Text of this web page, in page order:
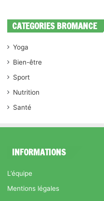
CATEGORIES BROMANCE
Yoga
Bien-être
Sport
Nutrition
Santé
INFORMATIONS
L’équipe
Mentions légales